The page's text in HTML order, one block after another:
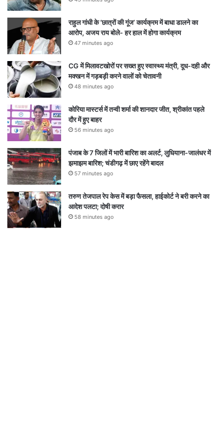
राहुल गांधी के ‘छात्रों की गूंज’ कार्यक्रम में बाधा डालने का
आरोप, अजय राय बोले- हर हाल में होगा कार्यक्रम
47 minutes ago
CG में मिलावटखोरों पर सख्त हुए स्वास्थ्य मंत्री, दूध-दही और
मक्खन में गड़बड़ी करने वालों को चेतावनी
48 minutes ago
कोरिया मास्टर्स में तन्वी शर्मा की शानदार जीत, श्रीकांत पहले
दौर में हुए बाहर
56 minutes ago
पंजाब के 7 जिलों में भारी बारिश का अलर्ट, लुधियाना-जालंधर में
झमाझम बारिश; चंडीगढ़ में छाए रहेंगे बादल
57 minutes ago
तरुण तेजपाल रेप केस में बड़ा फैसला, हाईकोर्ट ने बरी करने का
आदेश पलटा; दोषी करार
58 minutes ago